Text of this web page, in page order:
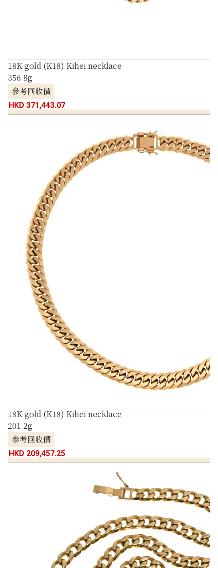
18K gold (K18) Kihei necklace
356.8g
參考回收價
HKD 371,443.07
18K gold (K18) Kihei necklace
201.2g
參考回收價
HKD 209,457.25